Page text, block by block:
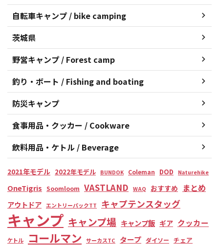
自転車キャンプ / bike camping
茨城県
野営キャンプ / Forest camp
釣り・ボート / Fishing and boating
防災キャンプ
食事用品・クッカー / Cookware
飲料用品・ケトル / Beverage
2021年モデル 2022年モデル BUNDOK Coleman DOD Naturehike
OneTigris Soomloom VASTLAND WAQ おすすめ まとめ
アウトドア エントリーパックTT キャプテンスタッグ
キャンプ キャンプ場 キャンプ飯 ギア クッカー
ケトル コールマン サーカスTC タープ ダイソー チェア